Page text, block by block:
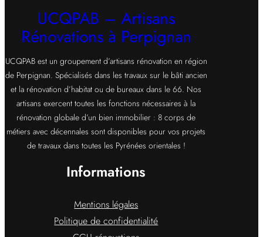
UCQPAB – Artisans
Rénovations à Perpignan
UCQPAB est un groupement d’artisans rénovation en région
de Perpignan. Spécialisés dans les travaux sur le bâti ancien
et la rénovation d’habitat ou de bureaux dans le 66. Nos
artisans exercent toutes les fonctions nécessaires à la
rénovation globale d’un bien immobilier : 8 corps de
métiers avec décennales sont disponibles pour vos projets
de travaux dans toutes les Pyrénées orientales !
Informations
Mentions légales
Politique de confidentialité